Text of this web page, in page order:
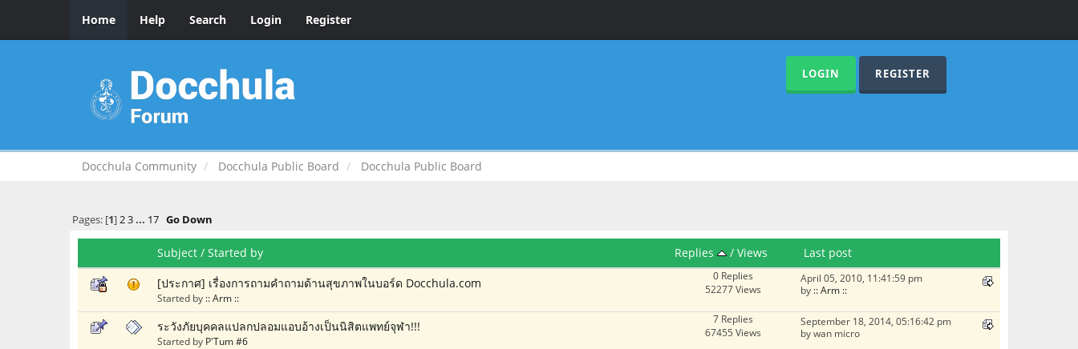
Home Help Search Login Register
LOGIN REGISTER
Docchula Community Docchula Public Board Docchula Public Board
Pages: [1]2 3 ... 17 Go Down
Subject / Started by Replies / Views
Last post
[ประกาศ] เรื่องการถามคำถามด้านสุขภาพในบอร์ด Docchula.com
Started by :: Arm ::
0 Replies
52277 Views
April 05, 2010, 11:41:59 pm
by :: Arm ::
ระวังภัยบุคคลแปลกปลอมแอบอ้างเป็นนิสิตแพทย์จุฬา!!!
Started by P'Tum #6
7 Replies
67455 Views
September 18, 2014, 05:16:42 pm
by wan micro